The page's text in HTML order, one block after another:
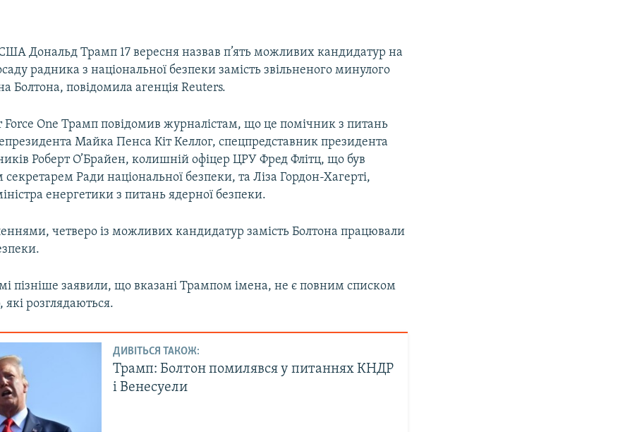
Дональд Трамп 17 вересня назвав п’ять можливих кандидатур на
радника з національної безпеки замість звільненого минулого
Болтона, повідомила агенція Reuters.
Force One Трамп повідомив журналістам, що це помічник з питань
Майка Пенса Кіт Келлог, спецпредставник президента
Роберт О’Брайен, колишній офіцер ЦРУ Фред Флітц, що був
Ради національної безпеки, та Ліза Гордон-Хагерті,
енергетики з питань ядерної безпеки.
четверо із можливих кандидатур замість Болтона працювали
пізніше заявили, що вказані Трампом імена, не є повним списком
розглядаються.
ДИВІТЬСЯ ТАКОЖ:
Трамп: Болтон помилявся у питаннях КНДР
і Венесуели